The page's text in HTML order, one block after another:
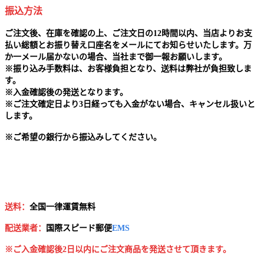
振込方法
ご注文後、在庫を確認の上、ご注文日の12時間以内、当店よりお支
払い総額とお振り替え口座名をメールにてお知らせいたします。万
か一メール届かないの場合、当社まで御一報お願いします。
※振り込み手数料は、お客様負担となり、送料は弊社が負担致しま
す。
※ 入金確認後の発送となります。
※ ご注文確定日より3日経っても入金がない場合、キャンセル扱いと
します。
※ ご希望の銀行から振込みしてください。
送料： 全国一律運賃無料
配送業者： 国 際スピード郵便EMS
※ご入金確認後2日以内にご注文商品を発送させて頂きます。